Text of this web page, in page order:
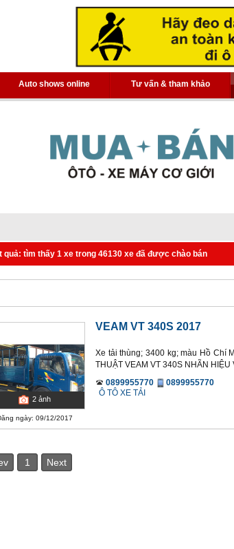
Auto shows online Tư vấn & tham khảo
quả: tìm thấy 1 xe trong 46130 xe đã được chào bán
2 ảnh
ngày: 09/12/2017
VEAM VT 340S 2017
Xe tải thùng; 3400 kg; màu Hồ Chí
THUẬT VEAM VT 340S NHÃN
0899955770
0899955770
Ô TÔ XE TẢI
1 Next